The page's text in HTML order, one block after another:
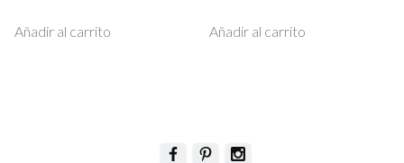
Añadir al carrito Añadir al carrito